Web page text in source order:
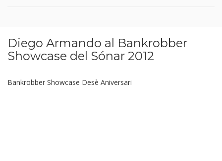
Diego Armando al Bankrobber
Showcase del Sónar 2012
Bankrobber Showcase Desè Aniversari